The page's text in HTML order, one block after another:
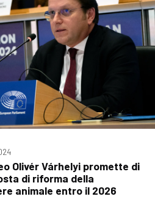
Olivér Várhelyi promette di
di riforma della
animale entro il 2026